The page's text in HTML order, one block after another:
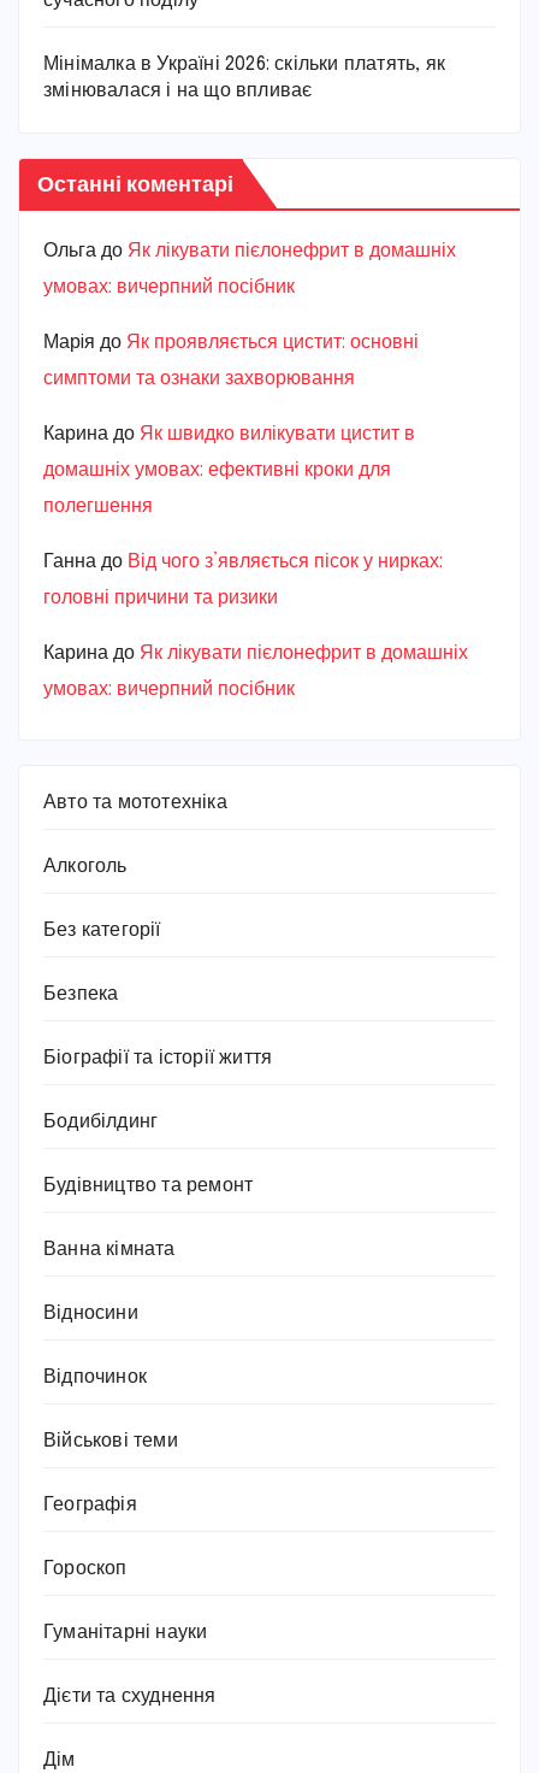
Мінімалка в Україні 2026: скільки платять, як
змінювалася і на що впливає
Останні коментарі
Ольга до Як лікувати пієлонефрит в домашніх
умовах: вичерпний посібник
Марiя до Як проявляється цистит: основні
симптоми та ознаки захворювання
Карина до Як швидко вилікувати цистит в
домашніх умовах: ефективні кроки для
полегшення
Ганна до Від чого з’являється пісок у нирках:
головні причини та ризики
Карина до Як лікувати пієлонефрит в домашніх
умовах: вичерпний посібник
Авто та мототехніка
Алкоголь
Без категорії
Безпека
Біографії та історії життя
Бодибілдинг
Будівництво та ремонт
Ванна кімната
Відносини
Відпочинок
Військові теми
Географія
Гороскоп
Гуманітарні науки
Дієти та схуднення
Дім